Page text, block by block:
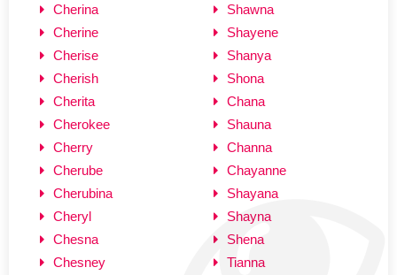
Cherina
Cherine
Cherise
Cherish
Cherita
Cherokee
Cherry
Cherube
Cherubina
Cheryl
Chesna
Chesney
Shawna
Shayene
Shanya
Shona
Chana
Shauna
Channa
Chayanne
Shayana
Shayna
Shena
Tianna